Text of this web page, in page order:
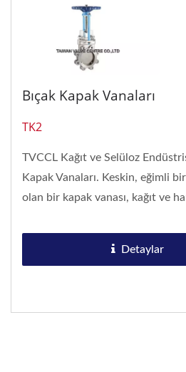
Bıçak Kapak Vanaları
TK2
TVCCL Kağıt ve Selüloz
Kapak Vanaları. Keskin, eğimli
olan bir kapak vanası, kağıt ve
Detaylar